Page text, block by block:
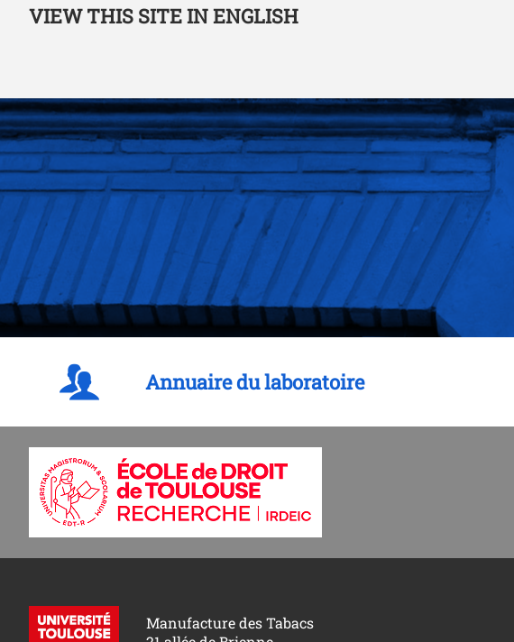
VIEW THIS SITE IN ENGLISH
Annuaire du laboratoire
Manufacture des Tabacs